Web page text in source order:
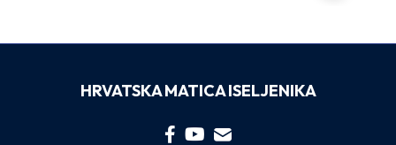
HRVATSKA MATICA ISELJENIKA